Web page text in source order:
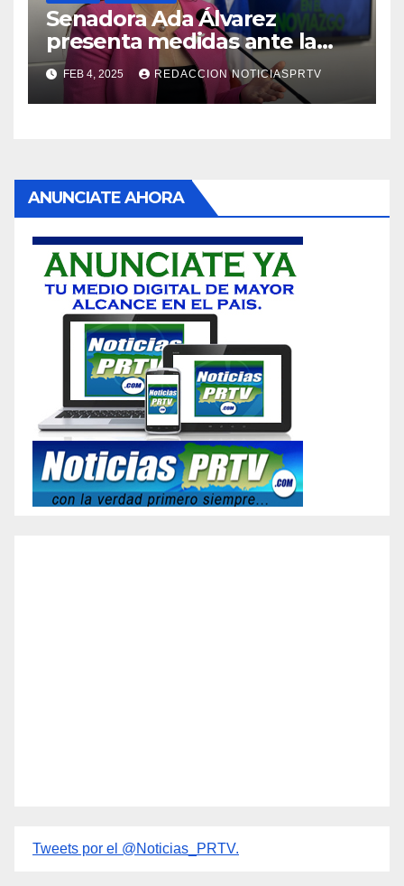
Senadora Ada Álvarez
presenta medidas ante la
violencia en el noviazgo
FEB 4, 2025 REDACCION NOTICIASPRTV
ANUNCIATE AHORA
Tweets por el @Noticias_PRTV.